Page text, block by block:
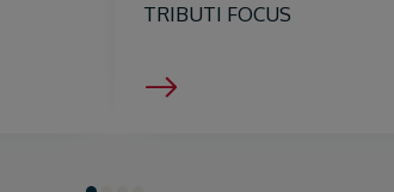
TRIBUTI FOCUS